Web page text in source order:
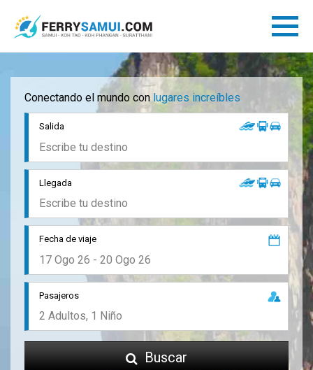
Conectando el mundo con lugares increíbles
Salida
Llegada
Fecha de viaje
Pasajeros
Buscar